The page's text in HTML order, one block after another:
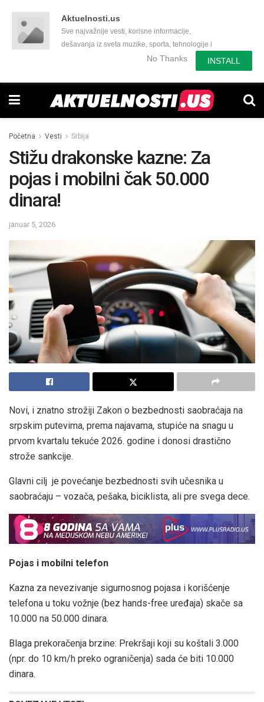
Aktuelnosti.us
Sve najvažnije vesti, korisne informacije,
dešavanja iz sveta muzike, sporta, tehnologije i
još mnogo toga zanimljivog.No Thanks INSTALL
Početna Vesti Srbija
Stižu drakonske kazne: Za
pojas i mobilni čak 50.000
dinara!
januar 5, 2026
Novi, i znatno strožiji Zakon o bezbednosti saobraćaja na
srpskim putevima, prema najavama, stupiće na snagu u
prvom kvartalu tekuće 2026. godine i donosi drastično
strože sankcije.
Glavni cilj je povećanje bezbednosti svih učesnika u
saobraćaju – vozača, pešaka, biciklista, ali pre svega dece.
Pojas i mobilni telefon
Kazna za nevezivanje sigurnosnog pojasa i korišćenje
telefona u toku vožnje (bez hands-free uređaja) skače sa
10.000 na 50.000 dinara.
Blaga prekoračenja brzine: Prekršaji koji su koštali 3.000
(npr. do 10 km/h preko ograničenja) sada će biti 10.000
dinara.